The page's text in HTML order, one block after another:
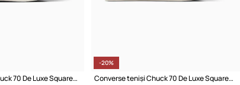
Converse teniși Chuck 70 De Luxe Squared HI
-20%
Converse teniși Chuck 70 De Luxe Squared HI